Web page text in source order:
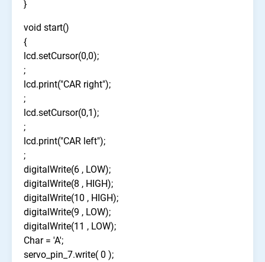
}
void start()
{
lcd.setCursor(0,0);
;
lcd.print("CAR right");
;
lcd.setCursor(0,1);
;
lcd.print("CAR left");
;
digitalWrite(6 , LOW);
digitalWrite(8 , HIGH);
digitalWrite(10 , HIGH);
digitalWrite(9 , LOW);
digitalWrite(11 , LOW);
Char = 'A';
servo_pin_7.write( 0 );